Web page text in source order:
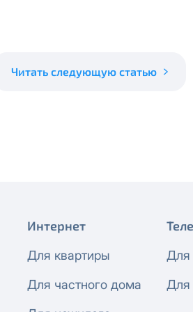
Читать следующую статью
Интернет
Для квартиры
Для частного дома
Для
Для
уведомления.